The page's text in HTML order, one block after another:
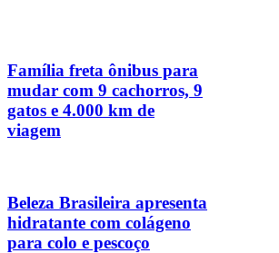
Família freta ônibus para
mudar com 9 cachorros, 9
gatos e 4.000 km de
viagem
Beleza Brasileira apresenta
hidratante com colágeno
para colo e pescoço